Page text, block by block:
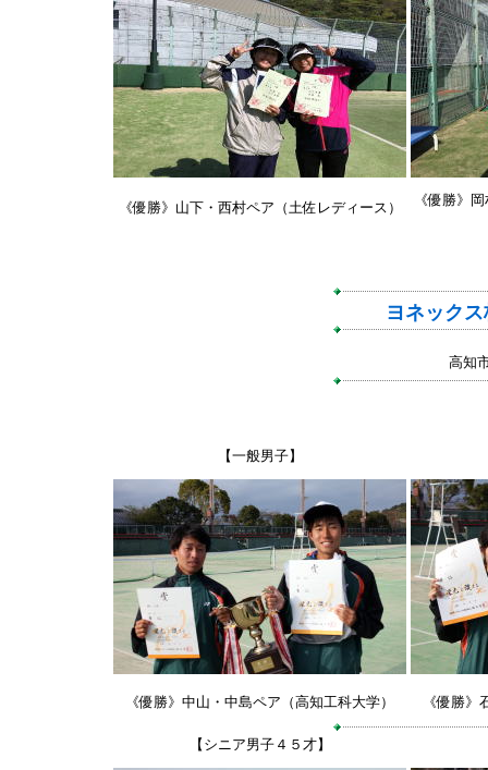
《優勝》山下・西村ペア（土佐レディース） 《優勝》
ヨネック
高知
【一般男子】
《優勝》中山・中島ペア（高知工科大学） 《優勝
【シニア男子４５才】